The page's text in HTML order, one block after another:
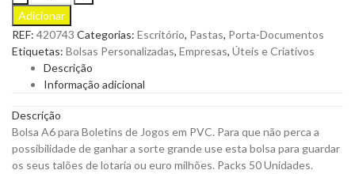
A6
para
Boletins
de
Jogos
em
para
Personalizar
quantity
Adicionar
REF: 420743 Categorias: Escritório, Pastas, Porta-Documentos
Etiquetas: Bolsas Personalizadas, Empresas, Úteis e Criativos
Descrição
Informação adicional
Descrição
Bolsa A6 para Boletins de Jogos em PVC. Para que não perca a
possibilidade de ganhar a sorte grande use esta bolsa para guardar
os seus talões de lotaria ou euro milhões. Packs 50 Unidades.